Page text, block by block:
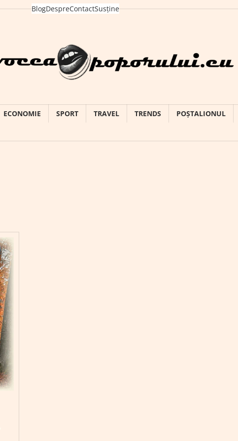
BlogDespreContactSusține
ECONOMIE SPORT TRAVEL TRENDS POȘTALIONUL